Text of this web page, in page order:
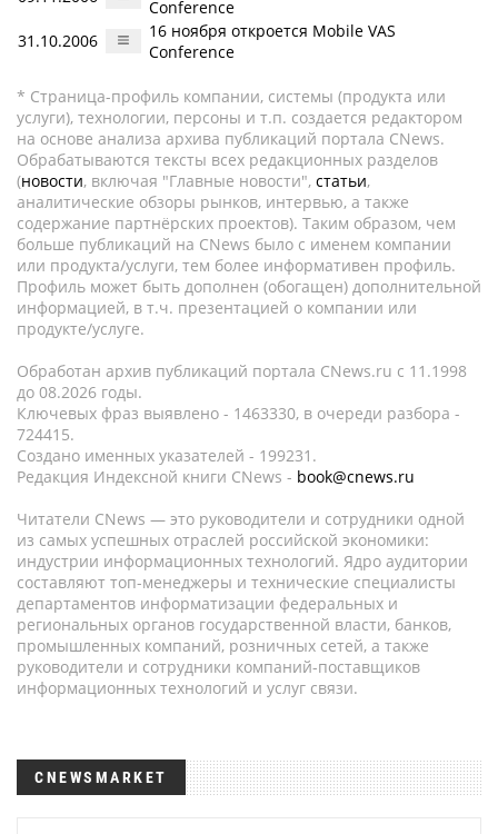
Conference
31.10.2006
16 ноября откроется Mobile VAS
Conference
* Страница-профиль компании, системы (продукта или
услуги), технологии, персоны и т.п. создается редактором
на основе анализа архива публикаций портала CNews.
Обрабатываются тексты всех редакционных разделов
(новости, включая "Главные новости", статьи,
аналитические обзоры рынков, интервью, а также
содержание партнёрских проектов). Таким образом, чем
больше публикаций на CNews было с именем компании
или продукта/услуги, тем более информативен профиль.
Профиль может быть дополнен (обогащен) дополнительной
информацией, в т.ч. презентацией о компании или
продукте/услуге.
Обработан архив публикаций портала CNews.ru c 11.1998
до 08.2026 годы.
Ключевых фраз выявлено - 1463330, в очереди разбора -
724415.
Создано именных указателей - 199231.
Редакция Индексной книги CNews - book@cnews.ru
Читатели CNews — это руководители и сотрудники одной
из самых успешных отраслей российской экономики:
индустрии информационных технологий. Ядро аудитории
составляют топ-менеджеры и технические специалисты
департаментов информатизации федеральных и
региональных органов государственной власти, банков,
промышленных компаний, розничных сетей, а также
руководители и сотрудники компаний-поставщиков
информационных технологий и услуг связи.
CNEWSMARKET